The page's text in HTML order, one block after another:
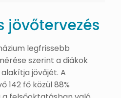
jövőtervezés
legfrissebb
szerint a diákok
jövőjét. A
142 fő közül 88%